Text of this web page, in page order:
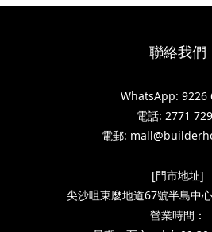
聯絡我們
WhatsApp: 9226
電話: 2771
電郵:
[門市地址]
尖沙咀東麼地道67號半島中
營業時間：